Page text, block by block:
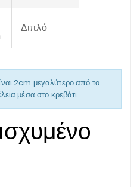
Διπλό
2cm μεγαλύτερο από το
μέσα στο κρεβάτι.